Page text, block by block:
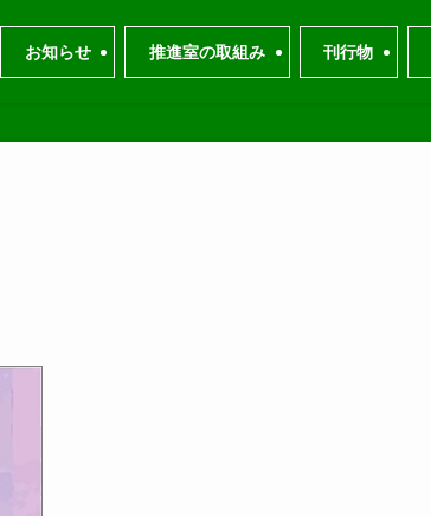
お知らせ 推進室の取組み 刊行物